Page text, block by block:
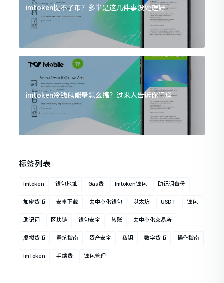
imtoken提不了币？多半是这几件事没处理好
imtoken冷钱包能量怎么搞？过来人告诉你门道
标签列表
Imtoken 钱包地址 Gas费 Imtoken钱包 助记词备份
加密货币 安卓下载 去中心化钱包 以太坊 USDT 钱包
助记词 区块链 钱包安全 转账 去中心化交易所
虚拟货币 避坑指南 资产安全 私钥 数字货币 操作指南
ImToken 手续费 钱包管理